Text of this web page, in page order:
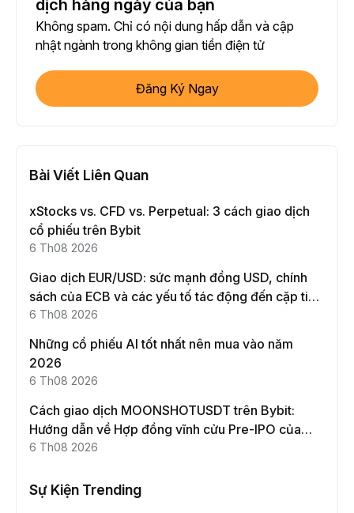
dịch hàng ngày của bạn
Không spam. Chỉ có nội dung hấp dẫn và cập
nhật ngành trong không gian tiền điện tử
Đăng Ký Ngay
Bài Viết Liên Quan
xStocks vs. CFD vs. Perpetual: 3 cách giao dịch
cổ phiếu trên Bybit
6 Th08 2026
Giao dịch EUR/USD: sức mạnh đồng USD, chính
sách của ECB và các yếu tố tác động đến cặp tiền
này
6 Th08 2026
Những cổ phiếu AI tốt nhất nên mua vào năm
2026
6 Th08 2026
Cách giao dịch MOONSHOTUSDT trên Bybit:
Hướng dẫn về Hợp đồng vĩnh cửu Pre-IPO của
Moonshot AI
6 Th08 2026
Sự Kiện Trending